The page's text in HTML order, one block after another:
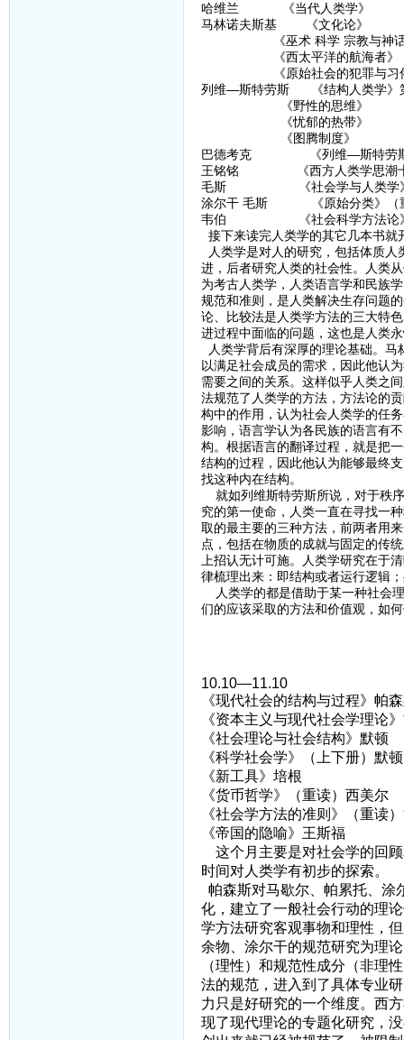
哈维兰 《当代人类学》
马林诺夫斯基 《文化论》
《巫术 科学 宗教与神话
《西太平洋的航海者》
《原始社会的犯罪与习
列维—斯特劳斯 《结构人类学》
《野性的思维》
《忧郁的热带》
《图腾制度》
巴德考克 《列维—斯特劳斯
王铭铭 《西方人类学思潮
毛斯 《社会学与人类学
涂尔干 毛斯 《原始分类》（
韦伯 《社会科学方法论》
接下来读完人类学的其它几本书就
人类学是对人的研究，包括体质
进，后者研究人类的社会性。人类
为考古人类学，人类语言学和民族
规范和准则，是人类解决生存问题
论、比较法是人类学方法的三大特
进过程中面临的问题，这也是人类
人类学背后有深厚的理论基础。
以满足社会成员的需求，因此他认
需要之间的关系。这样似乎人类之
法规范了人类学的方法，方法论的
构中的作用，认为社会人类学的任
影响，语言学认为各民族的语言有
构。根据语言的翻译过程，就是把
结构的过程，因此他认为能够最终
找这种内在结构。
就如列维斯特劳斯所说，对于秩
究的第一使命，人类一直在寻找一
取的最主要的三种方法，前两者用
点，包括在物质的成就与固定的传
上招认无计可施。人类学研究在于
律梳理出来：即结构或者运行逻辑
人类学的都是借助于某一种社会
们的应该采取的方法和价值观，如
10.10—11.10
《现代社会的结构与过程》帕
《资本主义与现代社会学理论
《社会理论与社会结构》默顿
《科学社会学》（上下册）默顿
《新工具》培根
《货币哲学》（重读）西美尔
《社会学方法的准则》（重读
《帝国的隐喻》王斯福
这个月主要是对社会学的回
时间对人类学有初步的探索。
帕森斯对马歇尔、帕累托、涂
化，建立了一般社会行动的理
学方法研究客观事物和理性，
余物、涂尔干的规范研究为理
（理性）和规范性成分（非理
法的规范，进入到了具体专业
力只是好研究的一个维度。西
现了现代理论的专题化研究，